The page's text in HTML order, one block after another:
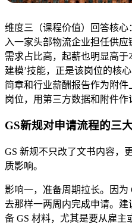
维度三（课程价值）回答核心
入一家头部物流企业担任供
需求占比高，起薪也明显高于
建模’技能，正是该岗位的核
简章和行业薪酬报告作为附件
岗位，用第三方数据和附件作
GS新规对申请流程的三
GS 新规不只改了文书内容，
质影响。
影响一，准备周期拉长。因
去那样一两周内完成申请。
备 GS 材料，尤其是要从雇主